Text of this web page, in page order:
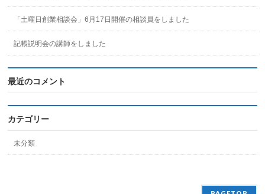
「土曜日創業相談会」6月17日開催の相談員をしました
記帳説明会の講師をしました
最近のコメント
カテゴリー
未分類